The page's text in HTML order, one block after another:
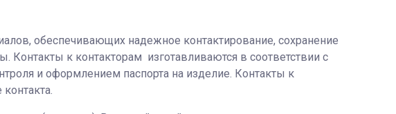
обеспечивающих надежное контактирование, сохранение
к контакторам изготавливаются в соответствии с
и оформлением паспорта на изделие. Контакты к